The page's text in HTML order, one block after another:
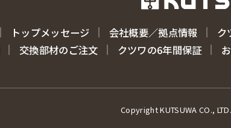
トップメッセージ 会社概要／拠点情報 ク
交換部材のご注文 クツワの6年間保証
Copyright KUTSUWA CO.,